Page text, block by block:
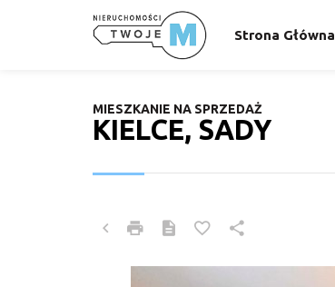
Strona Główna
KIELCE, SADY
MIESZKANIE NA SPRZEDAŻ